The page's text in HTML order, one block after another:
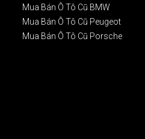
Mua Bán Ô Tô Cũ BMW
Mua Bán Ô Tô Cũ Peugeot
Mua Bán Ô Tô Cũ Porsche